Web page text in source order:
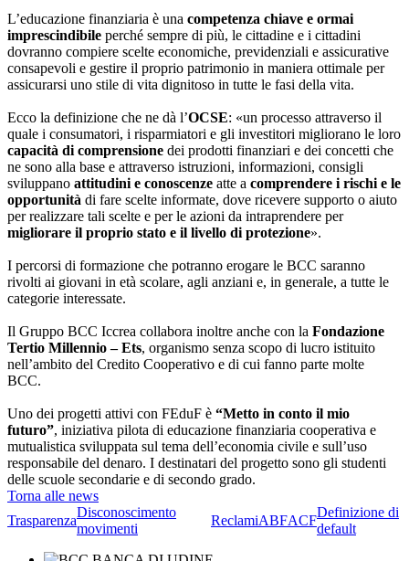
L’educazione finanziaria è una competenza chiave e ormai
imprescindibile perché sempre di più, le cittadine e i cittadini
dovranno compiere scelte economiche, previdenziali e assicurative
consapevoli e gestire il proprio patrimonio in maniera ottimale per
assicurarsi uno stile di vita dignitoso in tutte le fasi della vita.
Ecco la definizione che ne dà l’OCSE: «un processo attraverso il
quale i consumatori, i risparmiatori e gli investitori migliorano le loro
capacità di comprensione dei prodotti finanziari e dei concetti che
ne sono alla base e attraverso istruzioni, informazioni, consigli
sviluppano attitudini e conoscenze atte a comprendere i rischi e le
opportunità di fare scelte informate, dove ricevere supporto o aiuto
per realizzare tali scelte e per le azioni da intraprendere per
migliorare il proprio stato e il livello di protezione».
I percorsi di formazione che potranno erogare le BCC saranno
rivolti ai giovani in età scolare, agli anziani e, in generale, a tutte le
categorie interessate.
Il Gruppo BCC Iccrea collabora inoltre anche con la Fondazione
Tertio Millennio – Ets, organismo senza scopo di lucro istituito
nell’ambito del Credito Cooperativo e di cui fanno parte molte
BCC.
Uno dei progetti attivi con FEduF è “Metto in conto il mio
futuro”, iniziativa pilota di educazione finanziaria cooperativa e
mutualistica sviluppata sul tema dell’economia civile e sull’uso
responsabile del denaro. I destinatari del progetto sono gli studenti
delle scuole secondarie e di secondo grado.
Torna alle news
Trasparenza
Disconoscimento
movimenti
ReclamiABFACF
Definizione di
default